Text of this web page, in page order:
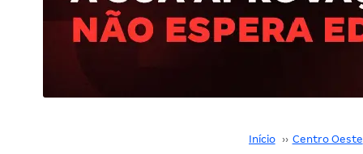
Início ›› Centro Oeste